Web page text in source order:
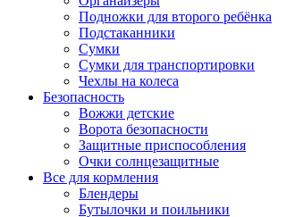
Подножки для второго ребёнка
Подстаканники
Сумки
Сумки для транспортировки
Чехлы на колеса
Безопасность
Вожжи детские
Ворота безопасности
Защитные приспособления
Очки солнцезащитные
Все для кормления
Блендеры
Бутылочки и поильники